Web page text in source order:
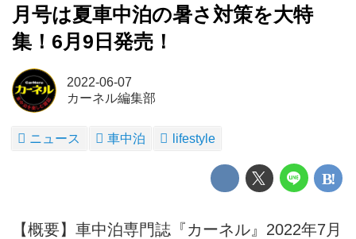
月号は夏車中泊の暑さ対策を大特
集！6月9日発売！
2022-06-07
カーネル編集部
ニュース 車中泊 lifestyle
【概要】車中泊専門誌『カーネル』2022年7月